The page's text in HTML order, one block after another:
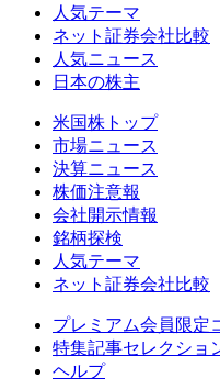
人気テーマ
ネット証券会社比較
人気ニュース
日本の株主
米国株トップ
市場ニュース
決算ニュース
株価注意報
会社開示情報
銘柄探検
人気テーマ
ネット証券会社比較
プレミアム会員限定
特集記事セレクショ
ヘルプ